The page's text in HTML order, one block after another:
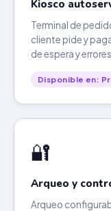
Kiosco
Terminal de
cliente pide y
de espera y
Disponible en:
🔐
Arqueo y
Arqueo